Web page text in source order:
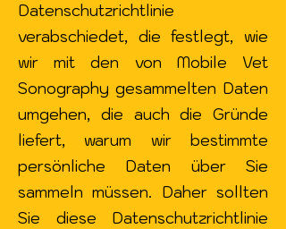
Datenschutzrichtlinie
verabschiedet, die festlegt, wie
wir mit den von Mobile Vet
Sonography gesammelten Daten
umgehen, die auch die Gründe
liefert, warum wir bestimmte
persönliche Daten über Sie
sammeln müssen. Daher sollten
Sie diese Datenschutzrichtlinie